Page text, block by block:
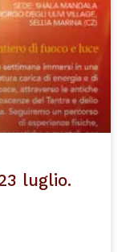
luglio.